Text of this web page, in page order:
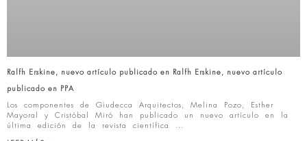
Ralfh Erskine, nuevo artículo publicado en Ralfh Erskine, nuevo artículo
publicado en PPA
Los componentes de Giudecca Arquitectos, Melina Pozo, Esther
Mayoral y Cristóbal Miró han publicado un nuevo artículo en la
última edición de la revista científica